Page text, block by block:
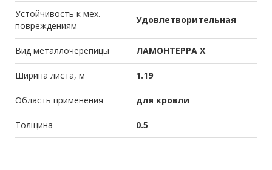
Устойчивость к мех.
повреждениям
Удовлетворительная
Вид металлочерепицы ЛАМОНТЕРРА X
Ширина листа, м 1.19
Область применения для кровли
Толщина 0.5